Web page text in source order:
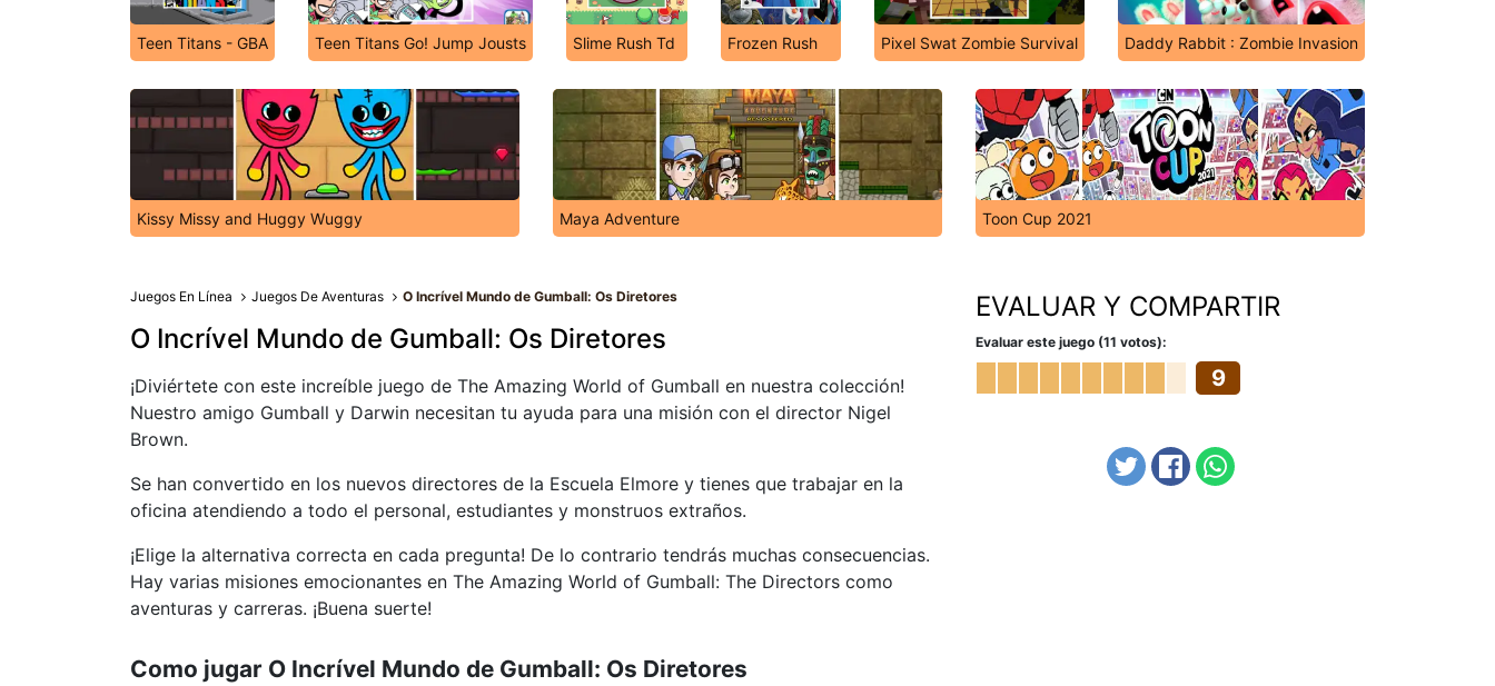
Teen Titans - GBA Teen Titans Go! Jump Jousts Slime Rush Td Frozen Rush Pixel Swat Zombie Survival Daddy Rabbit : Zombie Invasion
Kissy Missy and Huggy Wuggy Maya Adventure Toon Cup 2021
Juegos En Línea Juegos De Aventuras O Incrível Mundo de Gumball: Os Diretores
O Incrível Mundo de Gumball: Os Diretores
¡Diviértete con este increíble juego de The Amazing World of Gumball en nuestra colección!
Nuestro amigo Gumball y Darwin necesitan tu ayuda para una misión con el director Nigel
Brown.
Se han convertido en los nuevos directores de la Escuela Elmore y tienes que trabajar en la
oficina atendiendo a todo el personal, estudiantes y monstruos extraños.
¡Elige la alternativa correcta en cada pregunta! De lo contrario tendrás muchas consecuencias.
Hay varias misiones emocionantes en The Amazing World of Gumball: The Directors como
aventuras y carreras. ¡Buena suerte!
Como jugar O Incrível Mundo de Gumball: Os Diretores
EVALUAR Y COMPARTIR
Evaluar este juego (11 votos):
9